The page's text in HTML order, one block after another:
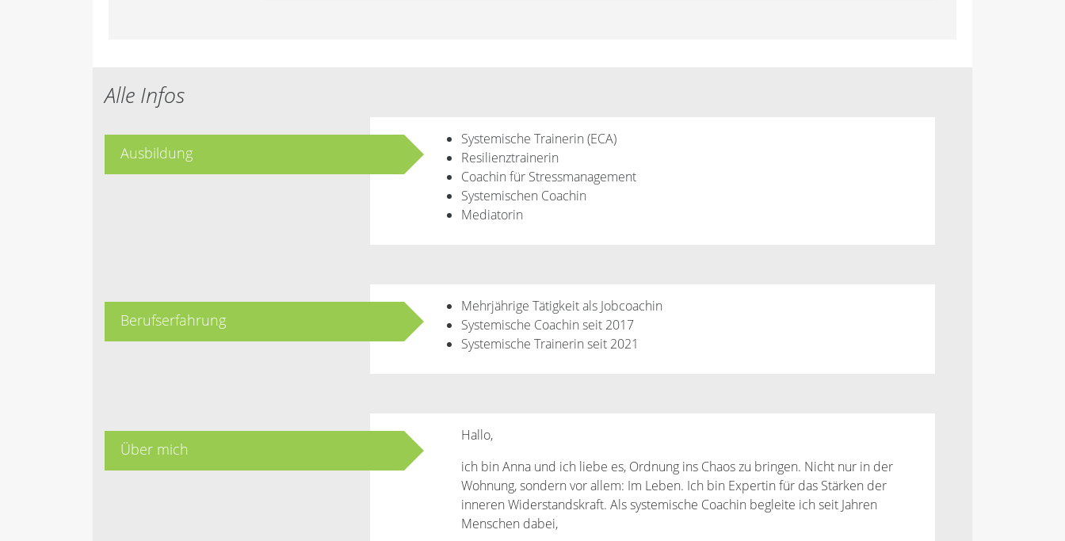
Alle Infos
Ausbildung
Systemische Trainerin (ECA)
Resilienztrainerin
Coachin für Stressmanagement
Systemischen Coachin
Mediatorin
Berufserfahrung
Mehrjährige Tätigkeit als Jobcoachin
Systemische Coachin seit 2017
Systemische Trainerin seit 2021
Über mich
Hallo,
ich bin Anna und ich liebe es, Ordnung ins Chaos zu bringen. Nicht nur in der
Wohnung, sondern vor allem: Im Leben. Ich bin Expertin für das Stärken der
inneren Widerstandskraft. Als systemische Coachin begleite ich seit Jahren
Menschen dabei,